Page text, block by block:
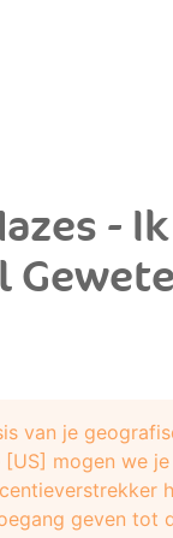
-
van je
mogen we je
geven tot